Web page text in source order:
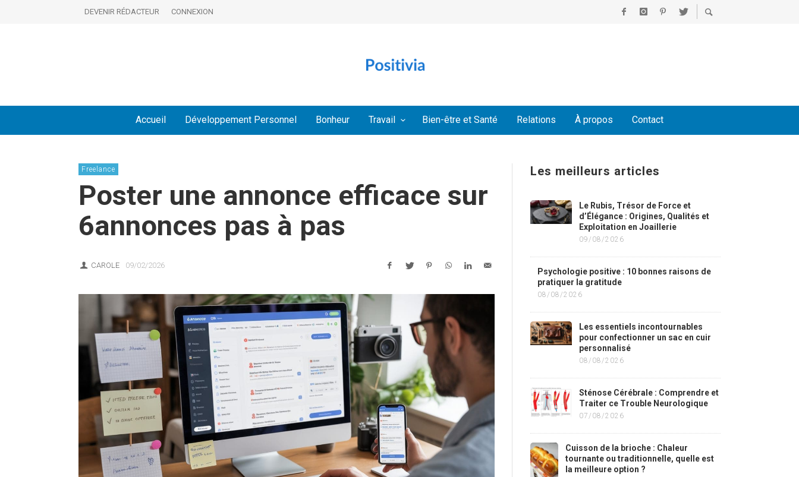
DEVENIR RÉDACTEUR CONNEXION
Accueil Développement Personnel Bonheur Travail Bien-être et Santé Relations À propos Contact
Freelance
Poster une annonce efficace sur
6annonces pas à pas
CAROLE 09/02/2026
Les meilleurs articles
Le Rubis, Trésor de Force et
d’Élégance : Origines, Qualités et
Exploitation en Joaillerie
09/08/2026
Psychologie positive : 10 bonnes raisons de
pratiquer la gratitude
08/08/2026
Les essentiels incontournables
pour confectionner un sac en cuir
personnalisé
08/08/2026
Sténose Cérébrale : Comprendre et
Traiter ce Trouble Neurologique
07/08/2026
Cuisson de la brioche : Chaleur
tournante ou traditionnelle, quelle est
la meilleure option ?